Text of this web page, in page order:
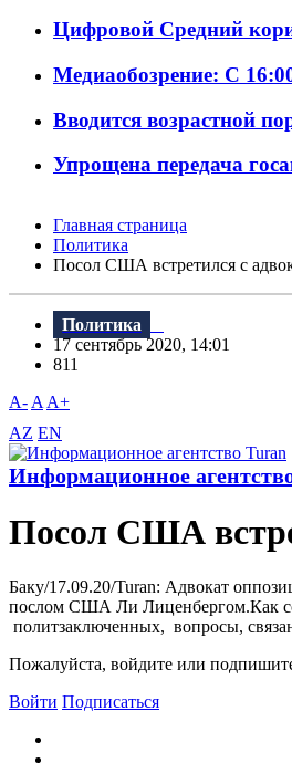
Цифровой Средний
Медиаобозрение: С
Вводится возрастной
Упрощена передача
Главная страница
Политика
Посол США встретился с
Политика
17 сентябрь 2020, 14:01
811
A- A A+
AZ EN
Информационное
Посол США
Баку/17.09.20/Turan: Адвокат
послом США Ли Лиценбергом.Как
политзаключенных, вопросы,
Пожалуйста, войдите или
Войти Подписаться